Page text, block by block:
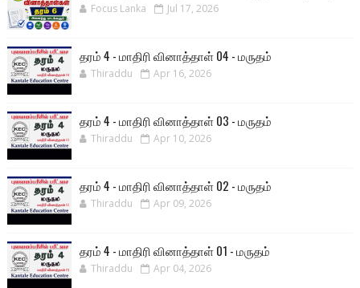
Focus Lanka Jul 17, 2026
தரம் 4 - மாதிரி வினாத்தாள் 04 - மருதம்
Thiraddu Apr 16, 2026
தரம் 4 - மாதிரி வினாத்தாள் 03 - மருதம்
Thiraddu Apr 10, 2026
தரம் 4 - மாதிரி வினாத்தாள் 02 - மருதம்
Thiraddu Apr 09, 2026
தரம் 4 - மாதிரி வினாத்தாள் 01 - மருதம்
Thiraddu Apr 04, 2026